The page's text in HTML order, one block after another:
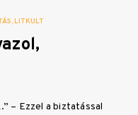
LITKULT
– Ezzel a biztatással